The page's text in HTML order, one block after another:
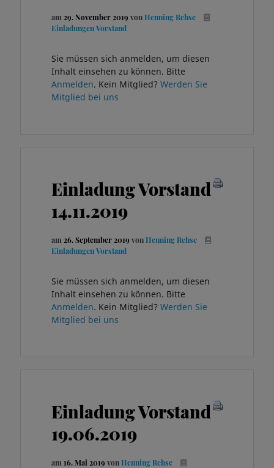
am 29. November 2019 von Henning Rehse
Einladungen Vorstand
Sie müssen sich anmelden, um diesen
Inhalt einsehen zu können. Bitte
Anmelden. Kein Mitglied? Werden Sie
Mitglied bei uns
Einladung Vorstand
14.11.2019
am 26. September 2019 von Henning Rehse
Einladungen Vorstand
Sie müssen sich anmelden, um diesen
Inhalt einsehen zu können. Bitte
Anmelden. Kein Mitglied? Werden Sie
Mitglied bei uns
Einladung Vorstand
19.06.2019
am 16. Mai 2019 von Henning Rehse